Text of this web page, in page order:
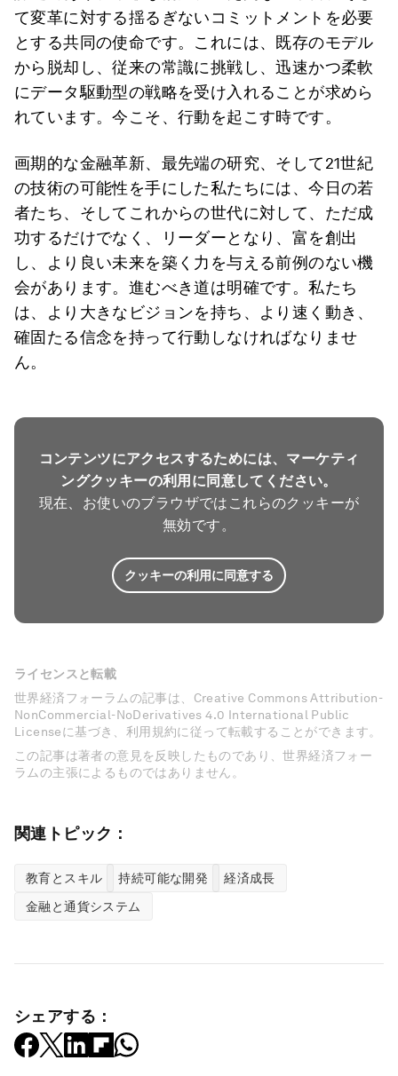
て変革に対する揺るぎないコミットメントを必要
とする共同の使命です。これには、既存のモデル
から脱却し、従来の常識に挑戦し、迅速かつ柔軟
にデータ駆動型の戦略を受け入れることが求めら
れています。今こそ、行動を起こす時です。
画期的な金融革新、最先端の研究、そして21世紀
の技術の可能性を手にした私たちには、今日の若
者たち、そしてこれからの世代に対して、ただ成
功するだけでなく、リーダーとなり、富を創出
し、より良い未来を築く力を与える前例のない機
会があります。進むべき道は明確です。私たち
は、より大きなビジョンを持ち、より速く動き、
確固たる信念を持って行動しなければなりませ
ん。
コンテンツにアクセスするためには、マーケティ
ングクッキーの利用に同意してください。
現在、お使いのブラウザではこれらのクッキーが
無効です。
クッキーの利用に同意する
ライセンスと転載
世界経済フォーラムの記事は、Creative Commons Attribution-
NonCommercial-NoDerivatives 4.0 International Public
Licenseに基づき、利用規約に従って転載することができます。
この記事は著者の意見を反映したものであり、世界経済フォー
ラムの主張によるものではありません。
関連トピック：
教育とスキル 持続可能な開発
経済成長
金融と通貨システム
シェアする：